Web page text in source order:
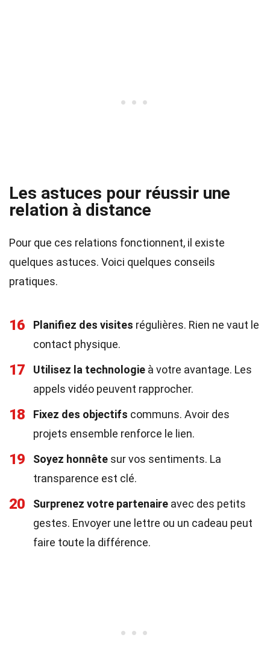
Les astuces pour réussir une
relation à distance
Pour que ces relations fonctionnent, il existe
quelques astuces. Voici quelques conseils
pratiques.
16 Planifiez des visites régulières. Rien ne vaut le
contact physique.
17 Utilisez la technologie à votre avantage. Les
appels vidéo peuvent rapprocher.
18 Fixez des objectifs communs. Avoir des
projets ensemble renforce le lien.
19 Soyez honnête sur vos sentiments. La
transparence est clé.
20 Surprenez votre partenaire avec des petits
gestes. Envoyer une lettre ou un cadeau peut
faire toute la différence.